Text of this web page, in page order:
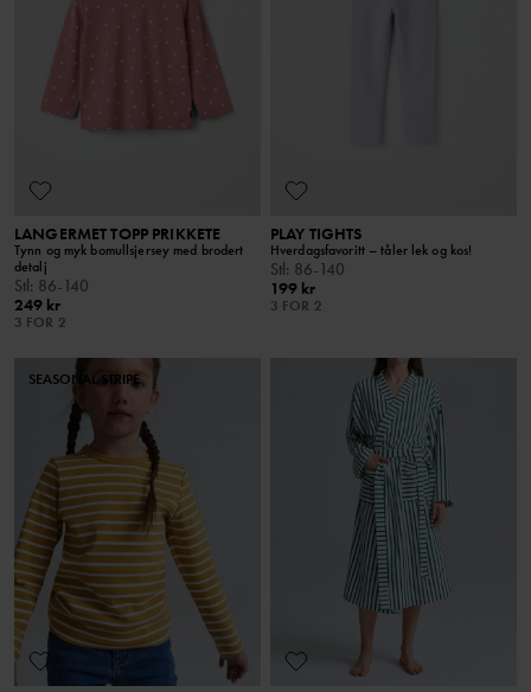
LANGERMET TOPP PRIKKETE
Tynn og myk bomullsjersey med brodert
detalj
Stl: 86-140
249 kr
3 FOR 2
PLAY TIGHTS
Hverdagsfavoritt – tåler lek og kos!
Stl: 86-140
199 kr
3 FOR 2
SEASONAL STRIPE